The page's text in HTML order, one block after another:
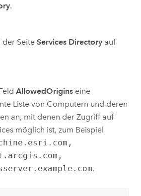
.
der Seite Services Directoryauf
AllowedOriginseine
Liste von Computern und deren
an, mit denen der Zugriff auf
möglich ist, zum Beispiel
.